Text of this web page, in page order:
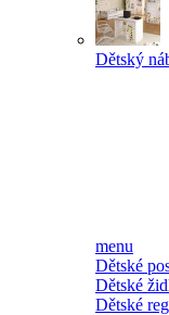
Dětský
menu
Dětské
Dětské
Dětské